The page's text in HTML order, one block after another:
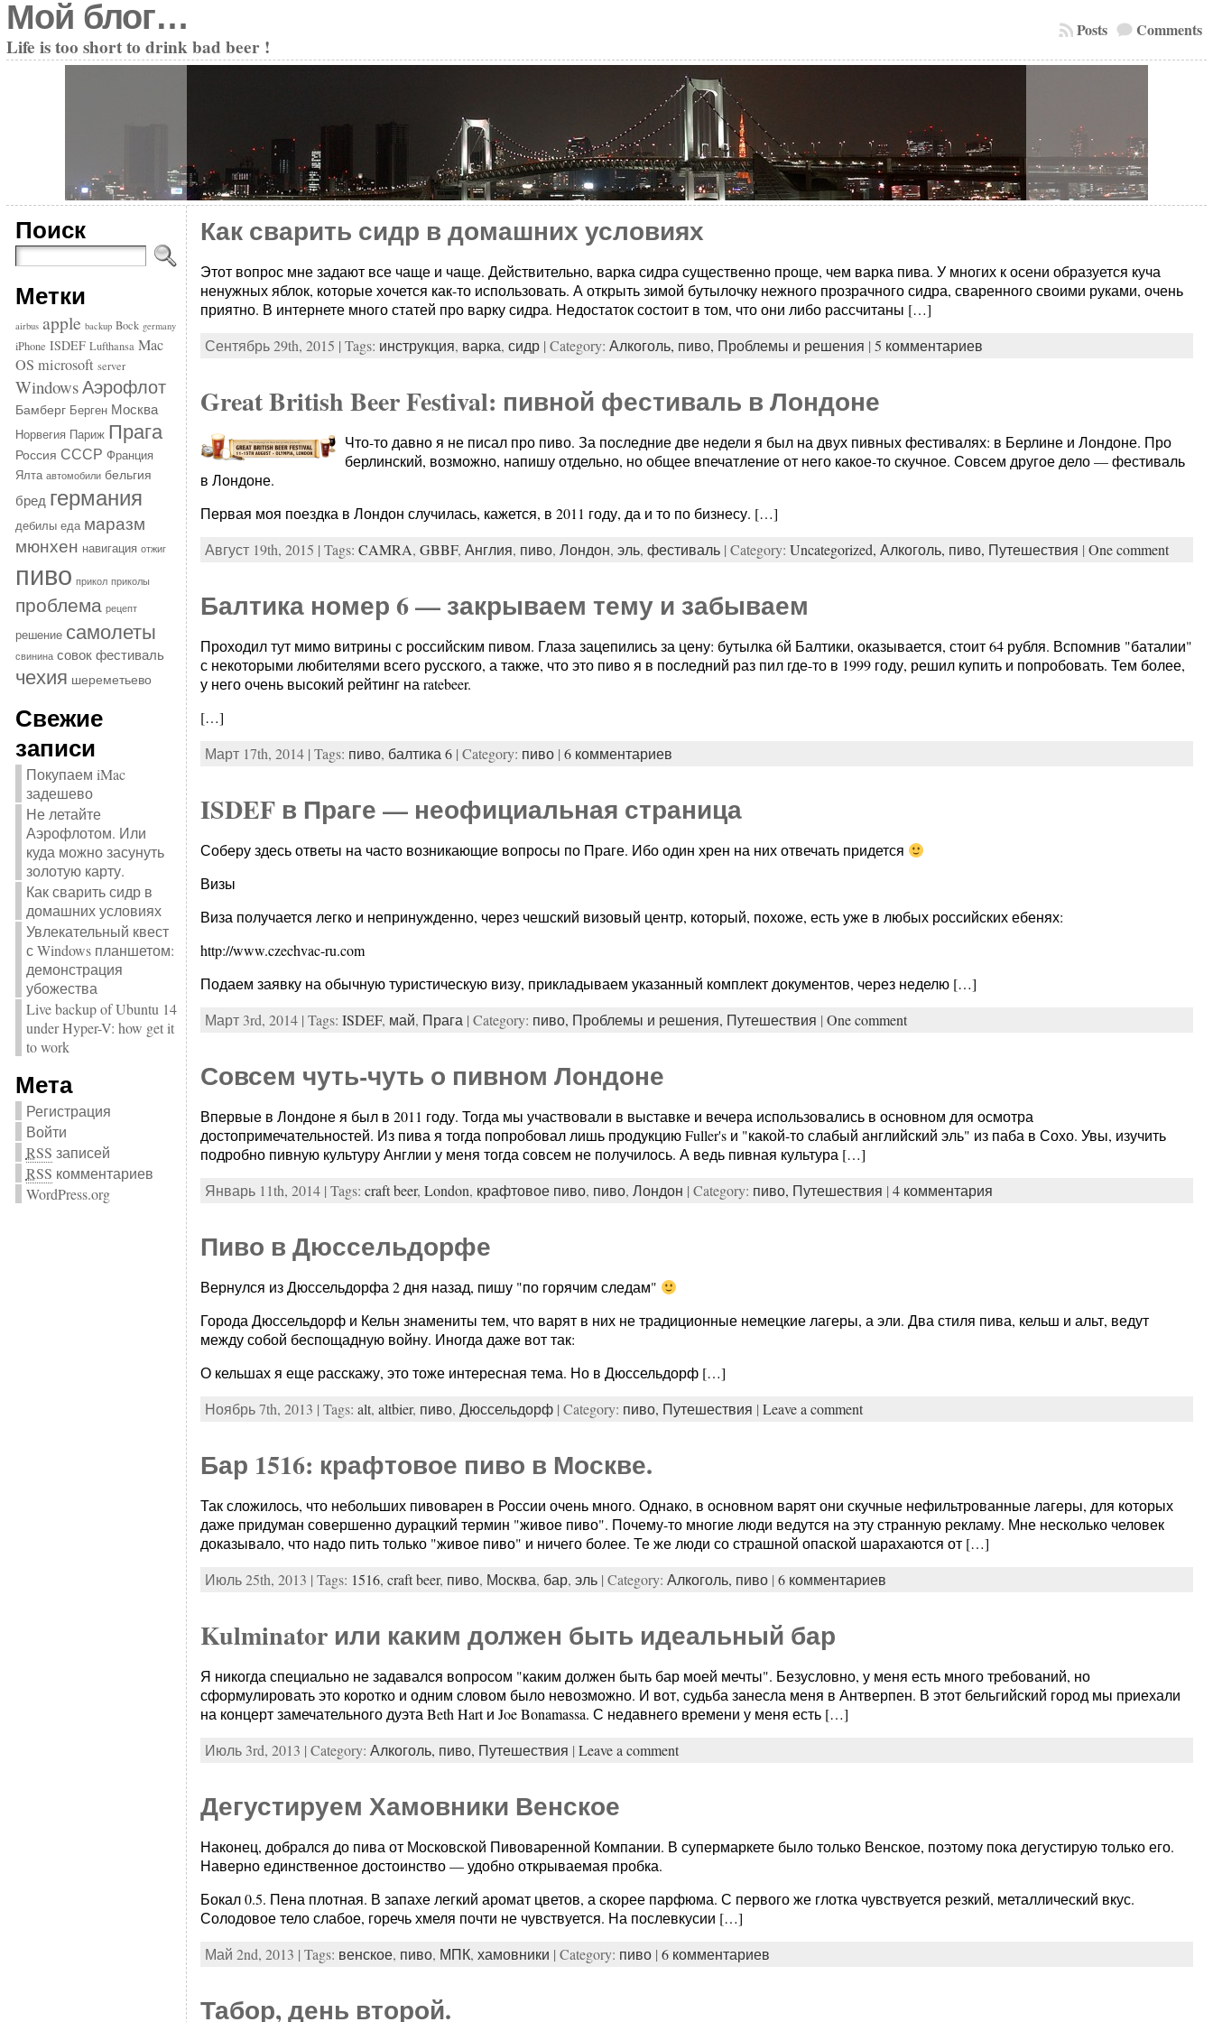
Мой блог…
Life is too short to drink bad beer !
Comments
Posts
Поиск
Метки
airbus apple backup Bock germany
iPhone ISDEF Lufthansa Mac
OS microsoft server
WindowsАэрофлот
Бамберг Берген Москва
Норвегия Париж Прага
Россия СССР Франция
Ялта автомобили бельгия
бред германия
дебилы еда маразм
мюнхен навигация отжиг
пиво прикол приколы
проблема рецепт
решение самолеты
свинина совок фестиваль
чехия шереметьево
Свежие
записи
Покупаем iMac
задешево
Не летайте
Аэрофлотом. Или
куда можно засунуть
золотую карту.
Как сварить сидр в
домашних условиях
Увлекательный квест
с Windows планшетом:
демонстрация
убожества
Live backup of Ubuntu 14
under Hyper-V: how get it
to work
Мета
Регистрация
Войти
RSS записей
RSS комментариев
WordPress.org
Как сварить сидр в домашних условиях
Этот вопрос мне задают все чаще и чаще. Действительно, варка сидра существенно проще, чем варка пива. У многих к осени образуется куча
ненужных яблок, которые хочется как-то использовать. А открыть зимой бутылочку нежного прозрачного сидра, сваренного своими руками, очень
приятно. В интернете много статей про варку сидра. Недостаток состоит в том, что они либо рассчитаны […]
Сентябрь 29th, 2015 | Tags: инструкция, варка, сидр| Category: Алкоголь, пиво, Проблемы и решения | 5 комментариев
Great British Beer Festival: пивной фестиваль в Лондоне
Что-то давно я не писал про пиво. За последние две недели я был на двух пивных фестивалях: в Берлине и Лондоне. Про
берлинский, возможно, напишу отдельно, но общее впечатление от него какое-то скучное. Совсем другое дело — фестиваль
в Лондоне.
Первая моя поездка в Лондон случилась, кажется, в 2011 году, да и то по бизнесу. […]
Август 19th, 2015 | Tags: CAMRA, GBBF, Англия, пиво, Лондон, эль, фестиваль| Category: Uncategorized, Алкоголь, пиво, Путешествия | One comment
Балтика номер 6 — закрываем тему и забываем
Проходил тут мимо витрины с российским пивом. Глаза зацепились за цену: бутылка 6й Балтики, оказывается, стоит 64 рубля. Вспомнив "баталии"
с некоторыми любителями всего русского, а также, что это пиво я в последний раз пил где-то в 1999 году, решил купить и попробовать. Тем более,
у него очень высокий рейтинг на ratebeer.
[…]
Март 17th, 2014 | Tags: пиво, балтика 6| Category: пиво| 6 комментариев
ISDEF в Праге — неофициальная страница
Соберу здесь ответы на часто возникающие вопросы по Праге. Ибо один хрен на них отвечать придется
Визы
Виза получается легко и непринужденно, через чешский визовый центр, который, похоже, есть уже в любых российских ебенях:
http://www.czechvac-ru.com
Подаем заявку на обычную туристическую визу, прикладываем указанный комплект документов, через неделю […]
Март 3rd, 2014 | Tags: ISDEF, май, Прага | Category: пиво, Проблемы и решения, Путешествия | One comment
Совсем чуть-чуть о пивном Лондоне
Впервые в Лондоне я был в 2011 году. Тогда мы участвовали в выставке и вечера использовались в основном для осмотра
достопримечательностей. Из пива я тогда попробовал лишь продукцию Fuller's и "какой-то слабый английский эль" из паба в Сохо. Увы, изучить
подробно пивную культуру Англии у меня тогда совсем не получилось. А ведь пивная культура […]
Январь 11th, 2014 | Tags: craft beer, London, крафтовое пиво, пиво, Лондон | Category: пиво, Путешествия | 4 комментария
Пиво в Дюссельдорфе
Вернулся из Дюссельдорфа 2 дня назад, пишу "по горячим следам"
Города Дюссельдорф и Кельн знамениты тем, что варят в них не традиционные немецкие лагеры, а эли. Два стиля пива, кельш и альт, ведут
между собой беспощадную войну. Иногда даже вот так:
О кельшах я еще расскажу, это тоже интересная тема. Но в Дюссельдорф […]
Ноябрь 7th, 2013 | Tags: alt, altbier, пиво, Дюссельдорф| Category: пиво, Путешествия | Leave a comment
Бар 1516: крафтовое пиво в Москве.
Так сложилось, что небольших пивоварен в России очень много. Однако, в основном варят они скучные нефильтрованные лагеры, для которых
даже придуман совершенно дурацкий термин "живое пиво". Почему-то многие люди ведутся на эту странную рекламу. Мне несколько человек
доказывало, что надо пить только "живое пиво" и ничего более. Те же люди со страшной опаской шарахаются от […]
Июль 25th, 2013 | Tags: 1516, craft beer, пиво, Москва, бар, эль| Category: Алкоголь, пиво| 6 комментариев
Kulminator или каким должен быть идеальный бар
Я никогда специально не задавался вопросом "каким должен быть бар моей мечты". Безусловно, у меня есть много требований, но
сформулировать это коротко и одним словом было невозможно. И вот, судьба занесла меня в Антверпен. В этот бельгийский город мы приехали
на концерт замечательного дуэта Beth Hart и Joe Bonamassa. С недавнего времени у меня есть […]
Июль 3rd, 2013 | Category: Алкоголь, пиво, Путешествия | Leave a comment
Дегустируем Хамовники Венское
Наконец, добрался до пива от Московской Пивоваренной Компании. В супермаркете было только Венское, поэтому пока дегустирую только его.
Наверно единственное достоинство — удобно открываемая пробка.
Бокал 0.5. Пена плотная. В запахе легкий аромат цветов, а скорее парфюма. С первого же глотка чувствуется резкий, металлический вкус.
Солодовое тело слабое, горечь хмеля почти не чувствуется. На послевкусии […]
Май 2nd, 2013 | Tags: венское, пиво, МПК, хамовники | Category: пиво| 6 комментариев
Табор, день второй.